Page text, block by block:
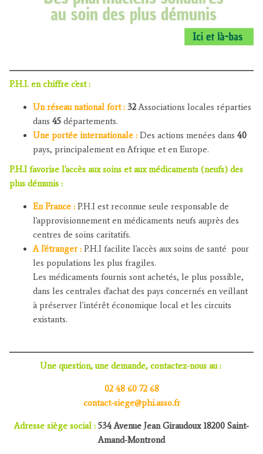
P.H.I. en chiffre c'est :
Un réseau national fort : 32Associations locales réparties
dans 45 départements.
Une portée internationale : Des actions menées dans 40
pays, principalement en Afrique et en Europe.
P.H.I favorise l'accès aux soins et aux médicaments (neufs) des
plus démunis :
En France : P.H.I est reconnue seule responsable de
l'approvisionnement en médicaments neufs auprès des
centres de soins caritatifs.
A l'étranger : P.H.I facilite l'accès aux soins de santé pour
les populations les plus fragiles.
Les médicaments fournis sont achetés, le plus possible,
dans les centrales d'achat des pays concernés en veillant
à préserver l'intérêt économique local et les circuits
existants.
Une question, une demande, contactez-nous au :
02 48 60 72 68
contact-siege@phi.asso.fr
Adresse siège social : 534 Avenue Jean Giraudoux 18200 Saint-
Amand-Montrond